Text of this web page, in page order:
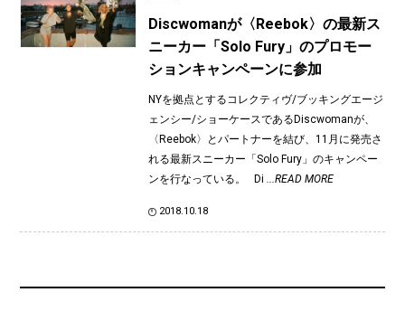
Discwomanが〈Reebok〉の最新ス
ニーカー「Solo Fury」のプロモー
ションキャンペーンに参加
NYを拠点とするコレクティヴ/ブッキングエージ
ェンシー/ショーケースであるDiscwomanが、
〈Reebok〉とパートナーを結び、11月に発売さ
れる最新スニーカー「Solo Fury」のキャンペー
ンを行なっている。 Di ...READ MORE
2018.10.18